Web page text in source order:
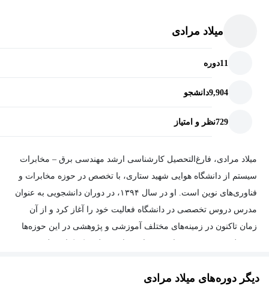
میلاد مرادی
11دوره
9,904دانشجو
729نظر و امتیاز
میلاد مرادی، فارغ‌التحصیل کارشناسی ارشد مهندسی برق – مخابرات
سیستم از دانشگاه هوایی شهید ستاری، با تخصص در حوزه مخابرات و
فناوری‌های نوین است. او در سال ۱۳۹۴، در دوران دانشجویی به عنوان
مدرس دروس تخصصی در دانشگاه فعالیت خود را آغاز کرد و از آن
زمان تاکنون در زمینه‌های مختلف آموزشی و پژوهشی در این حوزه‌ها
دیگر دوره‌های میلاد مرادی